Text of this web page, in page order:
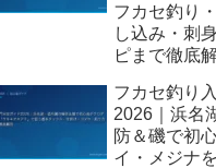
フカセ釣り
し込み・刺
ピまで徹底
フカセ釣り
2026｜浜名
防＆磯で初
イ・メジナ